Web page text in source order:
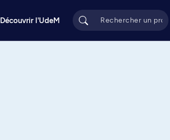
Découvrir l'UdeM